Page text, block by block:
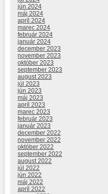
jún 2024
máj 2024
apríl 2024
marec 2024
február 2024
január 2024
december 2023
november 2023
október 2023
september 2023
august 2023
júl 2023
jún 2023
máj 2023
apríl 2023
marec 2023
február 2023
január 2023
december 2022
november 2022
október 2022
september 2022
august 2022
júl 2022
jún 2022
máj 2022
apríl 2022